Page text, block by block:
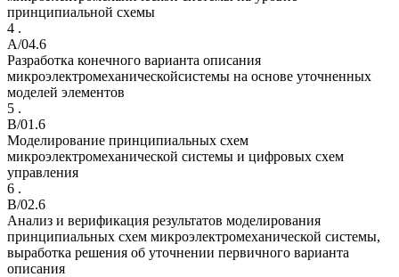
принципиальной схемы
4 .
A/04.6
Разработка конечного варианта описания
микроэлектромеханическойсистемы на основе уточненных
моделей элементов
5 .
B/01.6
Моделирование принципиальных схем
микроэлектромеханической системы и цифровых схем
управления
6 .
B/02.6
Анализ и верификация результатов моделирования
принципиальных схем микроэлектромеханической системы,
выработка решения об уточнении первичного варианта
описания